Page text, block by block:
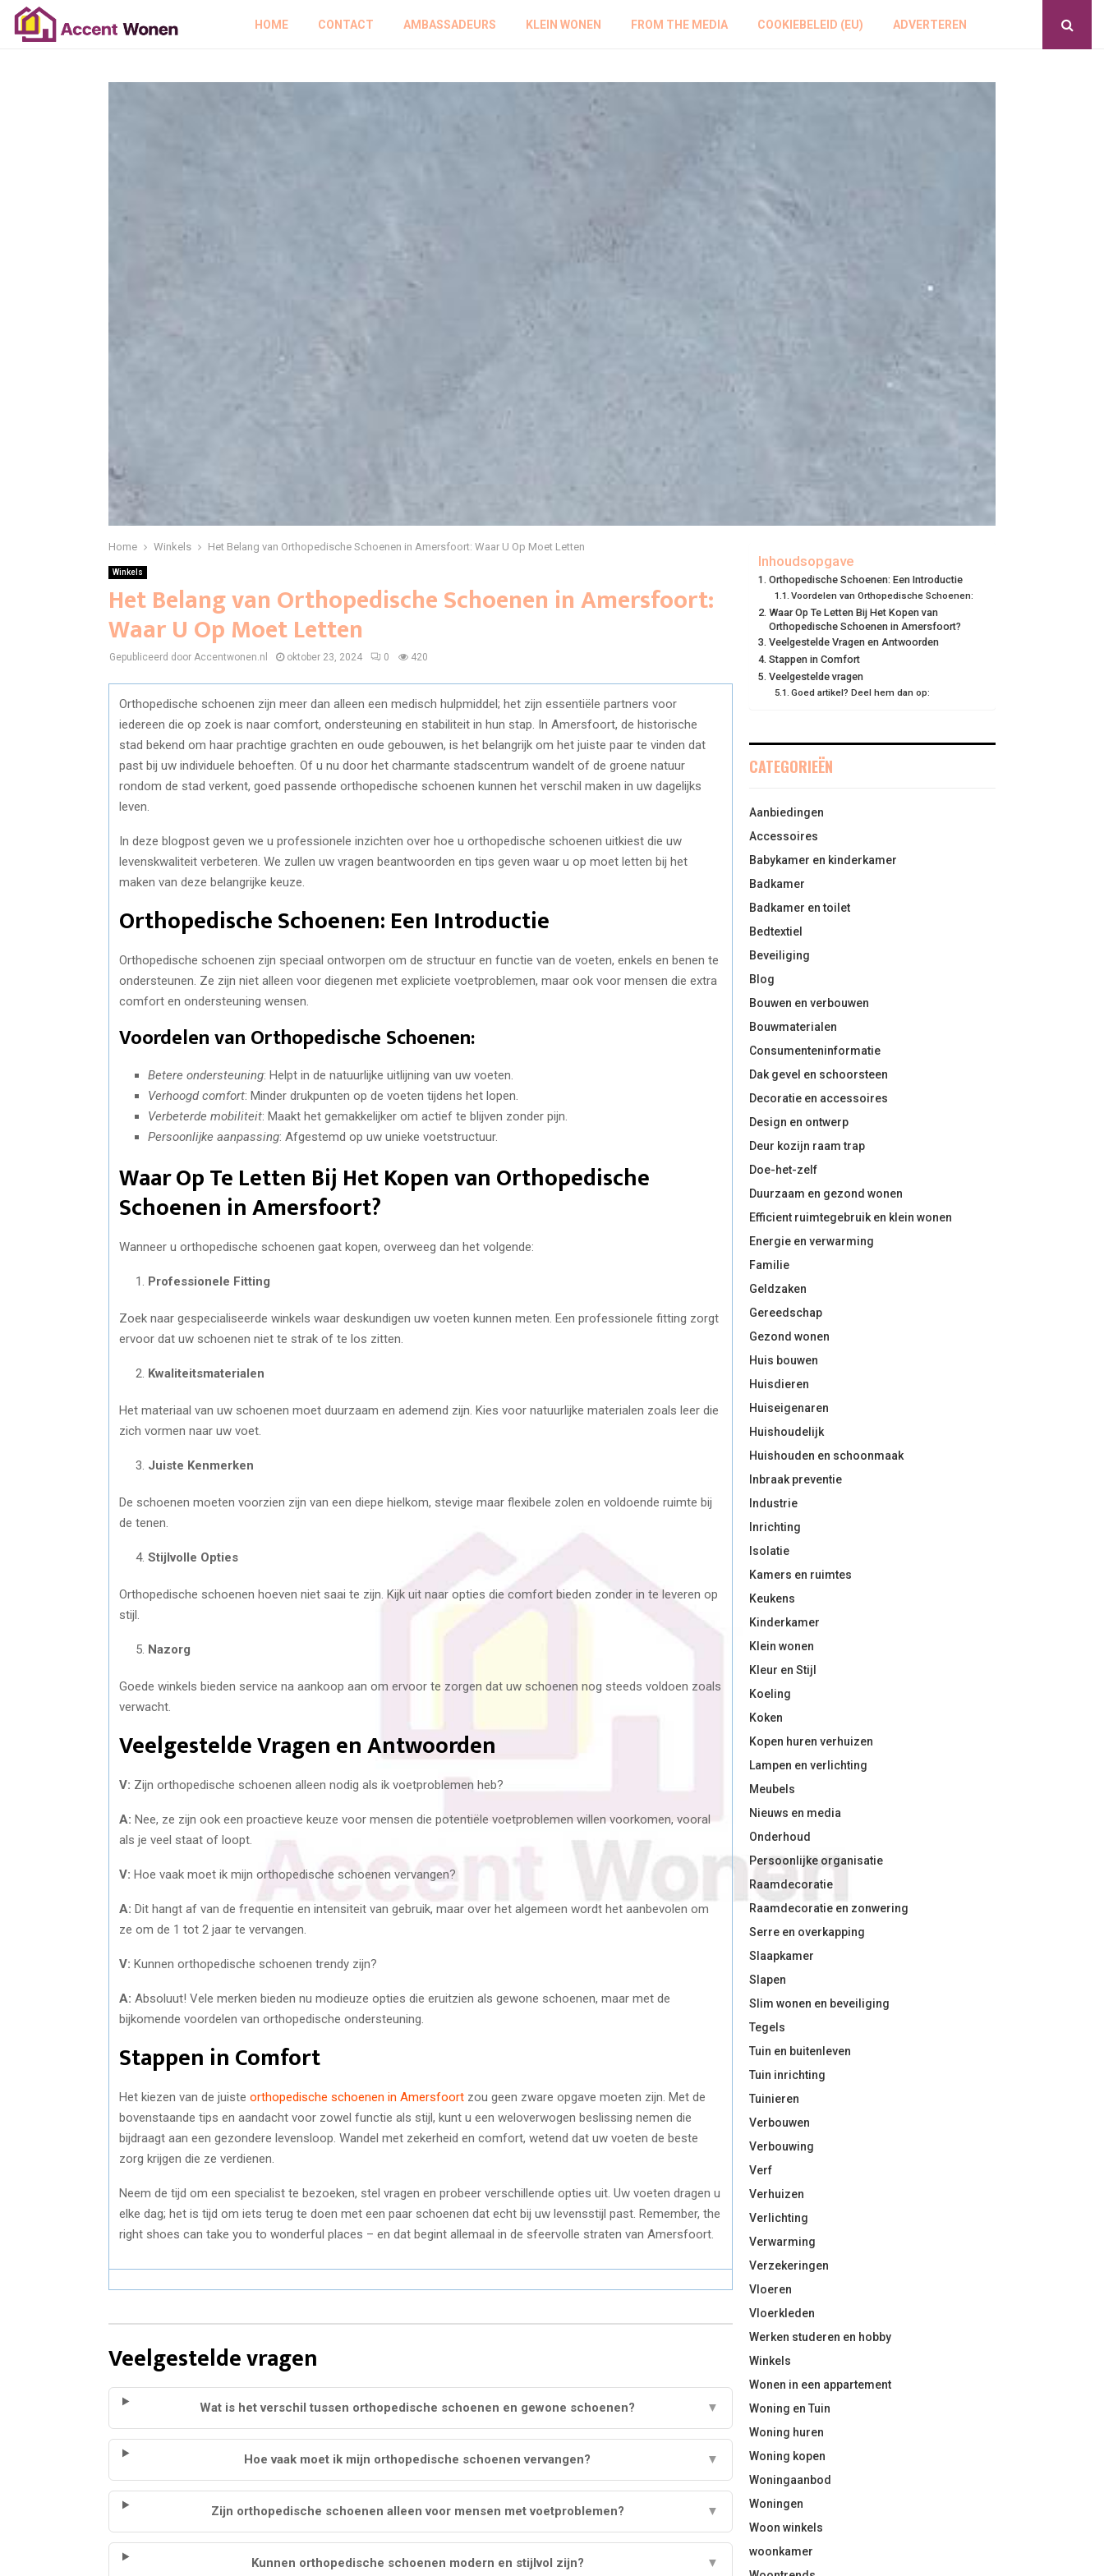
HOME CONTACT AMBASSADEURS KLEIN WONEN FROM THE MEDIA COOKIEBELEID (EU) ADVERTEREN
Home Winkels Het Belang van Orthopedische Schoenen in Amersfoort: Waar U Op Moet Letten
Winkels
Het Belang van Orthopedische Schoenen in Amersfoort:
Waar U Op Moet Letten
Gepubliceerd door Accentwonen.nl oktober 23, 2024 0 420
Orthopedische schoenen zijn meer dan alleen een medisch hulpmiddel; het zijn essentiële partners voor
iedereen die op zoek is naar comfort, ondersteuning en stabiliteit in hun stap. In Amersfoort, de historische
stad bekend om haar prachtige grachten en oude gebouwen, is het belangrijk om het juiste paar te vinden dat
past bij uw individuele behoeften. Of u nu door het charmante stadscentrum wandelt of de groene natuur
rondom de stad verkent, goed passende orthopedische schoenen kunnen het verschil maken in uw dagelijks
leven.
In deze blogpost geven we u professionele inzichten over hoe u orthopedische schoenen uitkiest die uw
levenskwaliteit verbeteren. We zullen uw vragen beantwoorden en tips geven waar u op moet letten bij het
maken van deze belangrijke keuze.
Orthopedische Schoenen: Een Introductie
Orthopedische schoenen zijn speciaal ontworpen om de structuur en functie van de voeten, enkels en benen te
ondersteunen. Ze zijn niet alleen voor diegenen met expliciete voetproblemen, maar ook voor mensen die extra
comfort en ondersteuning wensen.
Voordelen van Orthopedische Schoenen:
Betere ondersteuning: Helpt in de natuurlijke uitlijning van uw voeten.
Verhoogd comfort: Minder drukpunten op de voeten tijdens het lopen.
Verbeterde mobiliteit: Maakt het gemakkelijker om actief te blijven zonder pijn.
Persoonlijke aanpassing: Afgestemd op uw unieke voetstructuur.
Waar Op Te Letten Bij Het Kopen van Orthopedische
Schoenen in Amersfoort?
Wanneer u orthopedische schoenen gaat kopen, overweeg dan het volgende:
Professionele Fitting
Zoek naar gespecialiseerde winkels waar deskundigen uw voeten kunnen meten. Een professionele fitting zorgt
ervoor dat uw schoenen niet te strak of te los zitten.
Kwaliteitsmaterialen
Het materiaal van uw schoenen moet duurzaam en ademend zijn. Kies voor natuurlijke materialen zoals leer die
zich vormen naar uw voet.
Juiste Kenmerken
De schoenen moeten voorzien zijn van een diepe hielkom, stevige maar flexibele zolen en voldoende ruimte bij
de tenen.
Stijlvolle Opties
Orthopedische schoenen hoeven niet saai te zijn. Kijk uit naar opties die comfort bieden zonder in te leveren op
stijl.
Nazorg
Goede winkels bieden service na aankoop aan om ervoor te zorgen dat uw schoenen nog steeds voldoen zoals
verwacht.
Veelgestelde Vragen en Antwoorden
V: Zijn orthopedische schoenen alleen nodig als ik voetproblemen heb?
A: Nee, ze zijn ook een proactieve keuze voor mensen die potentiële voetproblemen willen voorkomen, vooral
als je veel staat of loopt.
V: Hoe vaak moet ik mijn orthopedische schoenen vervangen?
A: Dit hangt af van de frequentie en intensiteit van gebruik, maar over het algemeen wordt het aanbevolen om
ze om de 1 tot 2 jaar te vervangen.
V: Kunnen orthopedische schoenen trendy zijn?
A: Absoluut! Vele merken bieden nu modieuze opties die eruitzien als gewone schoenen, maar met de
bijkomende voordelen van orthopedische ondersteuning.
Stappen in Comfort
Het kiezen van de juiste orthopedische schoenen in Amersfoort zou geen zware opgave moeten zijn. Met de
bovenstaande tips en aandacht voor zowel functie als stijl, kunt u een weloverwogen beslissing nemen die
bijdraagt aan een gezondere levensloop. Wandel met zekerheid en comfort, wetend dat uw voeten de beste
zorg krijgen die ze verdienen.
Neem de tijd om een specialist te bezoeken, stel vragen en probeer verschillende opties uit. Uw voeten dragen u
elke dag; het is tijd om iets terug te doen met een paar schoenen dat echt bij uw levensstijl past. Remember, the
right shoes can take you to wonderful places – en dat begint allemaal in de sfeervolle straten van Amersfoort.
Veelgestelde vragen
Wat is het verschil tussen orthopedische schoenen en gewone schoenen? ▼
Hoe vaak moet ik mijn orthopedische schoenen vervangen? ▼
Zijn orthopedische schoenen alleen voor mensen met voetproblemen? ▼
Kunnen orthopedische schoenen modern en stijlvol zijn? ▼
Inhoudsopgave
Orthopedische Schoenen: Een Introductie
Voordelen van Orthopedische Schoenen:
Waar Op Te Letten Bij Het Kopen van
Orthopedische Schoenen in Amersfoort?
Veelgestelde Vragen en Antwoorden
Stappen in Comfort
Veelgestelde vragen
Goed artikel? Deel hem dan op:
CATEGORIEËN
Aanbiedingen
Accessoires
Babykamer en kinderkamer
Badkamer
Badkamer en toilet
Bedtextiel
Beveiliging
Blog
Bouwen en verbouwen
Bouwmaterialen
Consumenteninformatie
Dak gevel en schoorsteen
Decoratie en accessoires
Design en ontwerp
Deur kozijn raam trap
Doe-het-zelf
Duurzaam en gezond wonen
Efficient ruimtegebruik en klein wonen
Energie en verwarming
Familie
Geldzaken
Gereedschap
Gezond wonen
Huis bouwen
Huisdieren
Huiseigenaren
Huishoudelijk
Huishouden en schoonmaak
Inbraak preventie
Industrie
Inrichting
Isolatie
Kamers en ruimtes
Keukens
Kinderkamer
Klein wonen
Kleur en Stijl
Koeling
Koken
Kopen huren verhuizen
Lampen en verlichting
Meubels
Nieuws en media
Onderhoud
Persoonlijke organisatie
Raamdecoratie
Raamdecoratie en zonwering
Serre en overkapping
Slaapkamer
Slapen
Slim wonen en beveiliging
Tegels
Tuin en buitenleven
Tuin inrichting
Tuinieren
Verbouwen
Verbouwing
Verf
Verhuizen
Verlichting
Verwarming
Verzekeringen
Vloeren
Vloerkleden
Werken studeren en hobby
Winkels
Wonen in een appartement
Woning en Tuin
Woning huren
Woning kopen
Woningaanbod
Woningen
Woon winkels
woonkamer